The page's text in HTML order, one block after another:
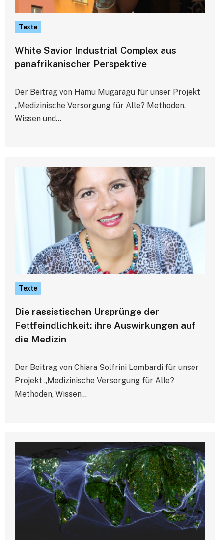
Texte
White Savior Industrial Complex aus
panafrikanischer Perspektive
Der Beitrag von Hamu Mugaragu für unser Projekt
„Medizinische Versorgung für Alle? Methoden,
Wissen und…
Texte
Die rassistischen Ursprünge der
Fettfeindlichkeit: ihre Auswirkungen auf
die Medizin
Der Beitrag von Chiara Solfrini Lombardi für unser
Projekt „Medizinische Versorgung für Alle?
Methoden, Wissen…